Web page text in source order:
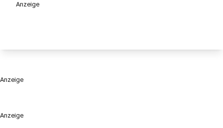
Anzeige
Anzeige
Anzeige